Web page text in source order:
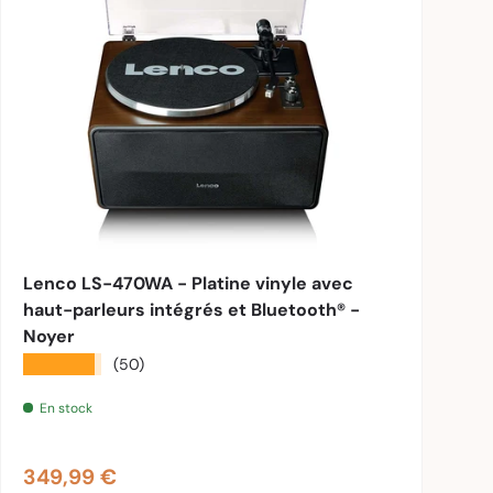
Lenco LS-470WA - Platine vinyle avec
haut-parleurs intégrés et Bluetooth® -
Noyer
(50)
En stock
Prix habituel
349,99 €